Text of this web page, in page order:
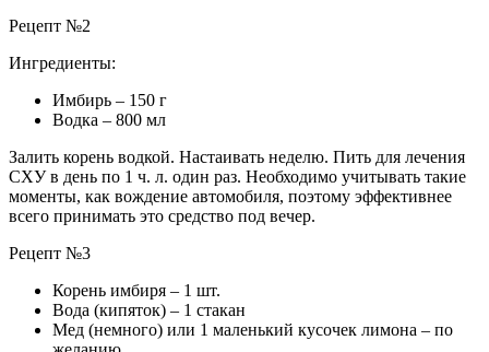
Рецепт №2
Ингредиенты:
Имбирь – 150 г
Водка – 800 мл
Залить корень водкой. Настаивать неделю. Пить для лечения
СХУ в день по 1 ч. л. один раз. Необходимо учитывать такие
моменты, как вождение автомобиля, поэтому эффективнее
всего принимать это средство под вечер.
Рецепт №3
Корень имбиря – 1 шт.
Вода (кипяток) – 1 стакан
Мед (немного) или 1 маленький кусочек лимона – по